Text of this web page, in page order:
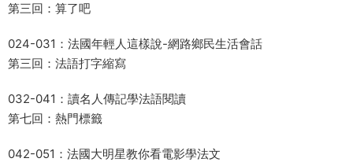
第三回：算了吧
024-031：法國年輕人這樣說-網路鄉民生活會話
第三回：法語打字縮寫
032-041：讀名人傳記學法語閱讀
第七回：熱門標籤
042-051：法國大明星教你看電影學法文